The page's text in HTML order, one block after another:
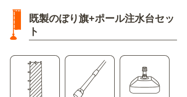
既製のぼり旗+ポール注水台セッ
ト